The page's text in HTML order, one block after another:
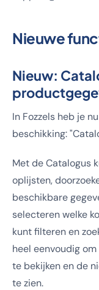
Nieuwe
Nieuw:
In Fozzels heb je
beschikking:
Met de Catalogus
oplijsten,
beschikbare
selecteren welke
kunt filteren en
heel eenvoudig
te bekijken en de
te zien.